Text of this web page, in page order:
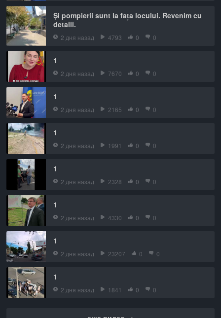
Și pompierii sunt la fața locului. Revenim cu
detalii.
2 дня назад 4793 0 0
1
2 дня назад 7670 0 0
1
2 дня назад 2165 0 0
1
2 дня назад 1991 0 0
1
2 дня назад 2328 0 0
1
2 дня назад 4330 0 0
1
2 дня назад 23207 0 0
1
2 дня назад 1841 0 0